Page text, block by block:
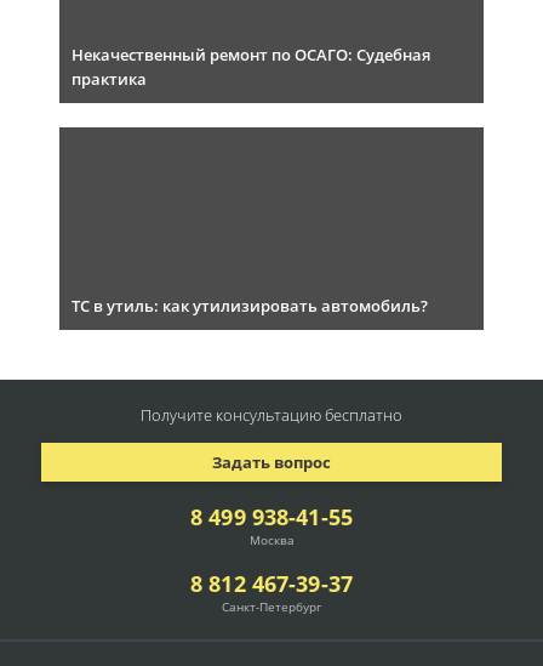
Некачественный ремонт по ОСАГО: Судебная
практика
ТС в утиль: как утилизировать автомобиль?
8 499 938-41-55
Москва
8 812 467-39-37
Санкт-Петербург
Задать вопрос
Получите консультациюбесплатно